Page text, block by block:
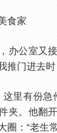
食家
公室又接
推门进去时
里有份急
夹。他翻
圈：“老生